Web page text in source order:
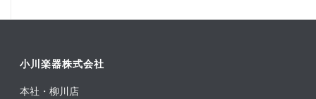
小川楽器株式会社
本社・柳川店